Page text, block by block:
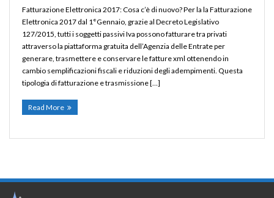
Fatturazione Elettronica 2017: Cosa c’è di nuovo? Per la la Fatturazione
Elettronica 2017 dal 1°Gennaio, grazie al Decreto Legislativo
127/2015, tutti i soggetti passivi Iva possono fatturare tra privati
attraverso la piattaforma gratuita dell’Agenzia delle Entrate per
generare, trasmettere e conservare le fatture xml ottenendo in
cambio semplificazioni fiscali e riduzioni degli adempimenti. Questa
tipologia di fatturazione e trasmissione […]
Read More